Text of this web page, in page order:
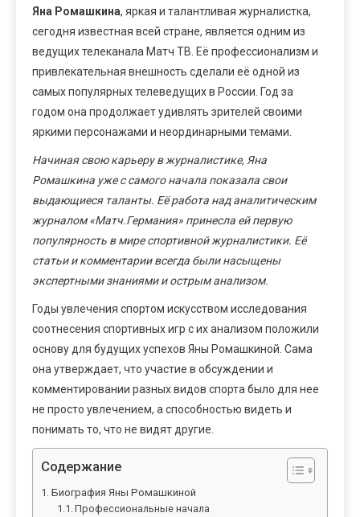
Яна Ромашкина, яркая и талантливая журналистка,
сегодня известная всей стране, является одним из
ведущих телеканала Матч ТВ. Её профессионализм и
привлекательная внешность сделали её одной из
самых популярных телеведущих в России. Год за
годом она продолжает удивлять зрителей своими
яркими персонажами и неординарными темами.
Начиная свою карьеру в журналистике, Яна
Ромашкина уже с самого начала показала свои
выдающиеся таланты. Её работа над аналитическим
журналом «Матч.Германия» принесла ей первую
популярность в мире спортивной журналистики. Её
статьи и комментарии всегда были насыщены
экспертными знаниями и острым анализом.
Годы увлечения спортом искусством исследования
соотнесения спортивных игр с их анализом положили
основу для будущих успехов Яны Ромашкиной. Сама
она утверждает, что участие в обсуждении и
комментировании разных видов спорта было для нее
не просто увлечением, а способностью видеть и
понимать то, что не видят другие.
Содержание
Биография Яны Ромашкиной
Профессиональные начала